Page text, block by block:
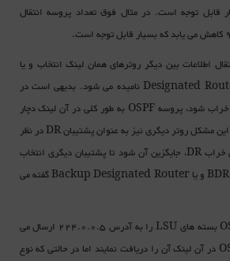
قابل توجه است. در مثال فوق تعداد پروسه انتقال
اطلاعات بین دیگر روترهای همان لینک انتخاب و یا
نامزد می شود، DR و یا Designated Router نامیده می شود. بدیهی است در
چنین شرایطی اگر روتر DR خراب شود، پروسه OSPF به طور کلی در آن لینک دچار
خدشه خواهد شد. برای رفع این مشکل روتر دیگری نیز به عنوان پشتیبان DR در نظر
گرفته می شود تا در صورتی خراب DR، جایگزین آن شود تا پشتیبان دیگری انتخاب
شود. به پشتیبان DR، روتر BDR و یا Backup Designated Router گفته می
در حالت عادی روترهای OSPF بسته های LSU را به آدرس 224.0.0.5 ارسال می
نمایند تا همه روتر های OSPF در آن لینک آن را دریافت نمایند اما در حالتی که نوع